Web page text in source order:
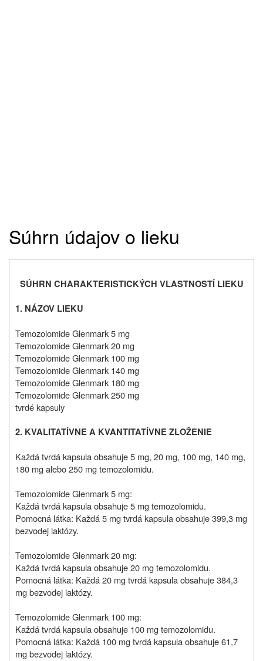
Súhrn údajov o lieku
SÚHRN CHARAKTERISTICKÝCH VLASTNOSTÍ LIEKU
1. NÁZOV LIEKU
Temozolomide Glenmark 5 mg
Temozolomide Glenmark 20 mg
Temozolomide Glenmark 100 mg
Temozolomide Glenmark 140 mg
Temozolomide Glenmark 180 mg
Temozolomide Glenmark 250 mg
tvrdé kapsuly
2. KVALITATÍVNE A KVANTITATÍVNE ZLOŽENIE
Každá tvrdá kapsula obsahuje 5 mg, 20 mg, 100 mg, 140 mg,
180 mg alebo 250 mg temozolomidu.
Temozolomide Glenmark 5 mg:
Každá tvrdá kapsula obsahuje 5 mg temozolomidu.
Pomocná látka: Každá 5 mg tvrdá kapsula obsahuje 399,3 mg
bezvodej laktózy.
Temozolomide Glenmark 20 mg:
Každá tvrdá kapsula obsahuje 20 mg temozolomidu.
Pomocná látka: Každá 20 mg tvrdá kapsula obsahuje 384,3
mg bezvodej laktózy.
Temozolomide Glenmark 100 mg:
Každá tvrdá kapsula obsahuje 100 mg temozolomidu.
Pomocná látka: Každá 100 mg tvrdá kapsula obsahuje 61,7
mg bezvodej laktózy.